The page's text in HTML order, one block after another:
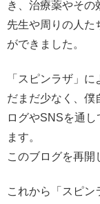
き、治療薬やその
先生や周りの人た
ができました。
「スピンラザ」
だまだ少なく、僕
ログやSNSを通
ます。
このブログを再開
これから「スピン